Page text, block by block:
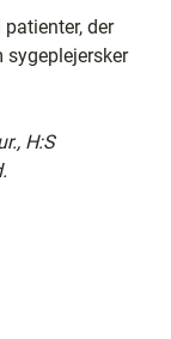
der
sygeplejersker
H:S